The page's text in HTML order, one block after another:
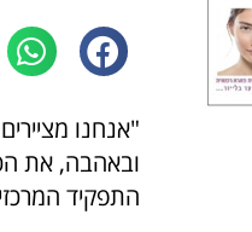
"אנחנו
ובאהבה, את
התפקיד